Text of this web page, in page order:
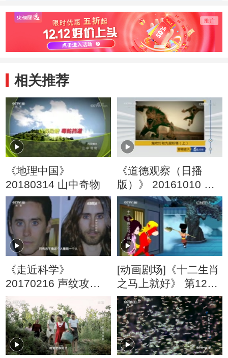
程碑
感染
可
相关推荐
《地理中国》
20180314 山中奇物
《道德观察（日播
版）》 20161010 鬼
吹灯和九层妖塔
（上）
《走近科学》
20170216 声纹攻防
战
[动画剧场]《十二生肖
之马上就好》 第12集
穿梭镜